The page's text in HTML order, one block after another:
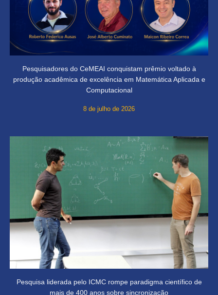
Pesquisadores do CeMEAI conquistam prêmio voltado à
produção acadêmica de excelência em Matemática Aplicada e
Computacional
8 de julho de 2026
Pesquisa liderada pelo ICMC rompe paradigma científico de
mais de 400 anos sobre sincronização